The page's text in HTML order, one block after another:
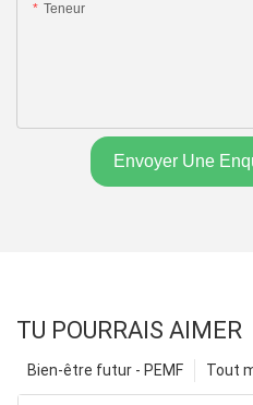
Teneur
Envoyer Une
TU POURRAIS AIMER
Tout
Bien-être futur - PEMF